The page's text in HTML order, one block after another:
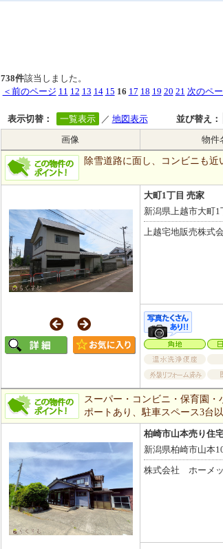
738件該当しました。
＜前のページ 11 12 13 14 15 16 17 18 19 20 21 次のペ
表示切替： 一覧表示 ／ 地図表示
並び替え：
画像
物件
除雪道路に面し、コンビニも近
大町1丁目 売家
新潟県上越市大町1
上越宅地販売株式
スーパー・コンビニ・保育園
ポートあり、駐車スペース3台
柏崎市山本売り住
新潟県柏崎市山本
株式会社 ホーメ